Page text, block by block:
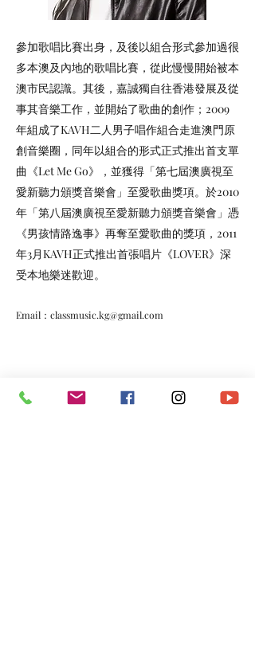
參加歌唱比賽出身，及後以組合形式參加過很
多本澳及內地的歌唱比賽，從此慢慢開始被本
澳市民認識。其後，嘉誠獨自往香港發展及從
事其音樂工作，並開始了歌曲的創作；2009
年組成了KAVH二人男子唱作組合走進澳門原
創音樂圈，同年以組合的形式正式推出首支單
曲《Let Me Go》，並獲得「第七屆澳廣視至
愛新聽力頒獎音樂會」至愛歌曲獎項。於2010
年「第八屆澳廣視至愛新聽力頒獎音樂會」憑
《男孩情路逸事》再奪至愛歌曲的獎項，2011
年3月KAVH正式推出首張唱片《LOVER》深
受本地樂迷歡迎。
Email： classmusic.kg@gmail.com